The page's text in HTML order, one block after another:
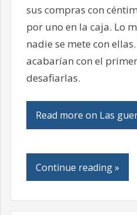
sus compras con
por uno en la caja. Lo
nadie se mete con
acabarían con el
desafiarlas.
Read more on Las
Continue reading »